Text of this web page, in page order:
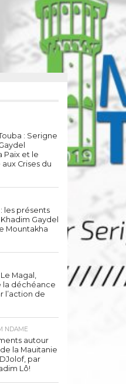
: Serigne
Paix et le
Crises du
les présents
Gaydel
Mountakha
Le Magal,
la déchéance
l’action de
NDAME
autour
de la Mauitanie
par
Lô!